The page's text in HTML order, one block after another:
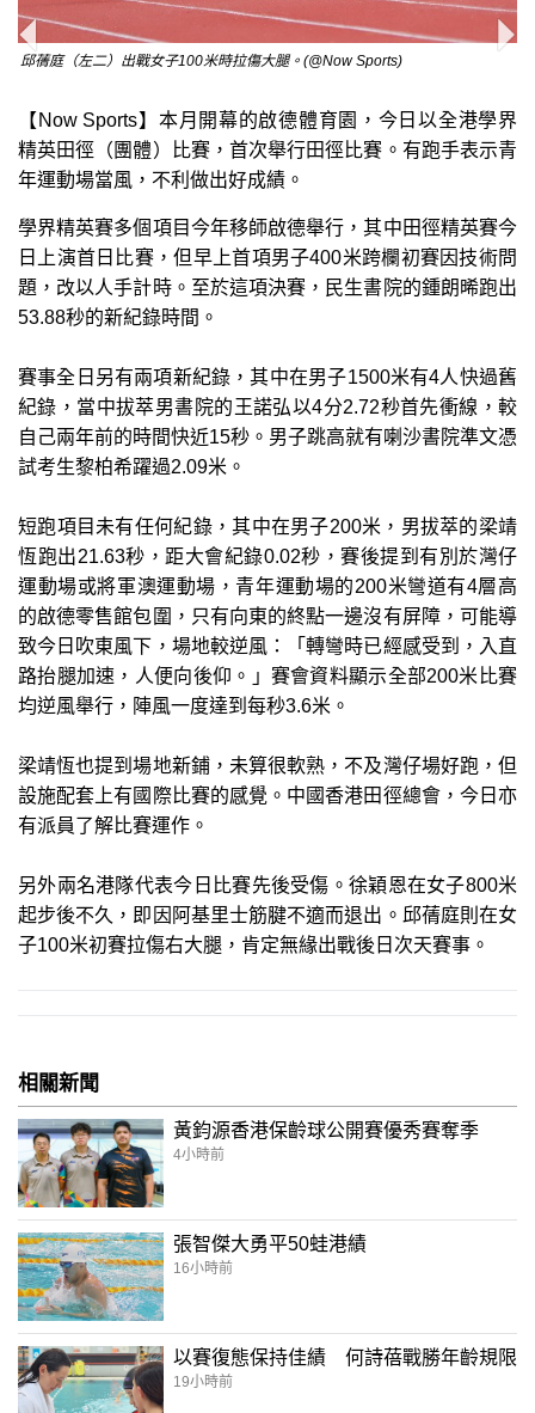
邱蒨庭（左二）出戰女子100米時拉傷大腿。(@Now Sports)
【Now Sports】本月開幕的啟德體育園，今日以全港學界
精英田徑（團體）比賽，首次舉行田徑比賽。有跑手表示青
年運動場當風，不利做出好成績。
學界精英賽多個項目今年移師啟德舉行，其中田徑精英賽今
日上演首日比賽，但早上首項男子400米跨欄初賽因技術問
題，改以人手計時。至於這項決賽，民生書院的鍾朗晞跑出
53.88秒的新紀錄時間。
賽事全日另有兩項新紀錄，其中在男子1500米有4人快過舊
紀錄，當中拔萃男書院的王諾弘以4分2.72秒首先衝線，較
自己兩年前的時間快近15秒。男子跳高就有喇沙書院準文憑
試考生黎柏希躍過2.09米。
短跑項目未有任何紀錄，其中在男子200米，男拔萃的梁靖
恆跑出21.63秒，距大會紀錄0.02秒，賽後提到有別於灣仔
運動場或將軍澳運動場，青年運動場的200米彎道有4層高
的啟德零售館包圍，只有向東的終點一邊沒有屏障，可能導
致今日吹東風下，場地較逆風：「轉彎時已經感受到，入直
路抬腿加速，人便向後仰。」賽會資料顯示全部200米比賽
均逆風舉行，陣風一度達到每秒3.6米。
梁靖恆也提到場地新鋪，未算很軟熟，不及灣仔場好跑，但
設施配套上有國際比賽的感覺。中國香港田徑總會，今日亦
有派員了解比賽運作。
另外兩名港隊代表今日比賽先後受傷。徐穎恩在女子800米
起步後不久，即因阿基里士筋腱不適而退出。邱蒨庭則在女
子100米初賽拉傷右大腿，肯定無緣出戰後日次天賽事。
相關新聞
黃鈞源香港保齡球公開賽優秀賽奪季
4小時前
張智傑大勇平50蛙港績
16小時前
以賽復態保持佳績 何詩蓓戰勝年齡規限
19小時前